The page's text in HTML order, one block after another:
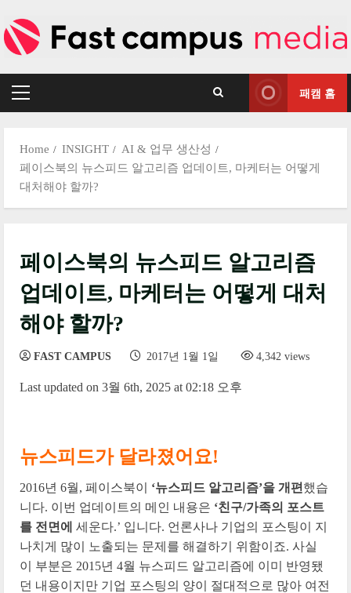
to
content
Primary
패캠 홈
Home INSIGHT
AI & 업무 생산성
페이스북의 뉴스피드 알고리즘 업데이트, 마케터는 어떻게
대처해야 할까?
페이스북의 뉴스피드 알고리즘
업데이트, 마케터는 어떻게 대처
해야 할까?
FAST CAMPUS 2017년 1월 1일 4,342 views
Last updated on 3월 6th, 2025 at 02:18 오후
뉴스피드가 달라졌어요!
2016년 6월, 페이스북이 ‘뉴스피드 알고리즘’을 개편 했습
니다. 이번 업데이트의 메인 내용은 ‘친구/가족의 포스트
를 전면에 세운다.’ 입니다. 언론사나 기업의 포스팅이 지
나치게 많이 노출되는 문제를 해결하기 위함이죠. 사실
이 부분은 2015년 4월 뉴스피드 알고리즘에 이미 반영됐
던 내용이지만 기업 포스팅의 양이 절대적으로 많아 여전